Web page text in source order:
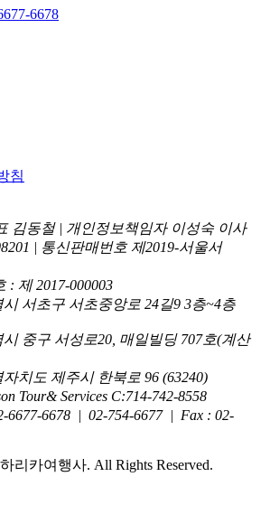
6678
침
김동철 | 개인정보책임자 이성숙 이사
| 통신판매번호 제2019-서울서
: 제 2017-000003
서초구 서초중앙로 24길9 3층~4층
중구 서성로20, 매일빌딩 707호(계산
치도 제주시 한북로 96 (63240)
Tour& Services C:714-742-8558
6677-6678 | 02-754-6677 | Fax : 02-
리카여행사. All Rights Reserved.